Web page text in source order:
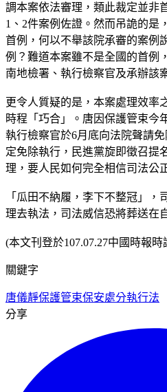
調本案依法審理，類此裁定並非
1、2件案例佐證。然而吊詭的是
首例，何以不舉該院承審的案例
例？難道本案雖不是全國的首例
南地檢署、執行檢察官及承辦該
更令人質疑的是，本案處理效率
時程「巧合」。唐因保護管束今
執行檢察官於6月底向法院聲請
定免除執行，民進黨旋即徵召提
理，要人民如何完全相信司法公
「瓜田不納履，李下不整冠」
理去執法，司法威信恐將葬送在
(本文刊登於107.07.27中國時報時
關鍵字
唐儀靜保護管束保安處分執行法
分享